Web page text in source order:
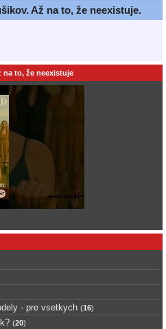
Až na to, že neexistuje.
na to, že neexistuje
- pre vsetkych (16)
(20)